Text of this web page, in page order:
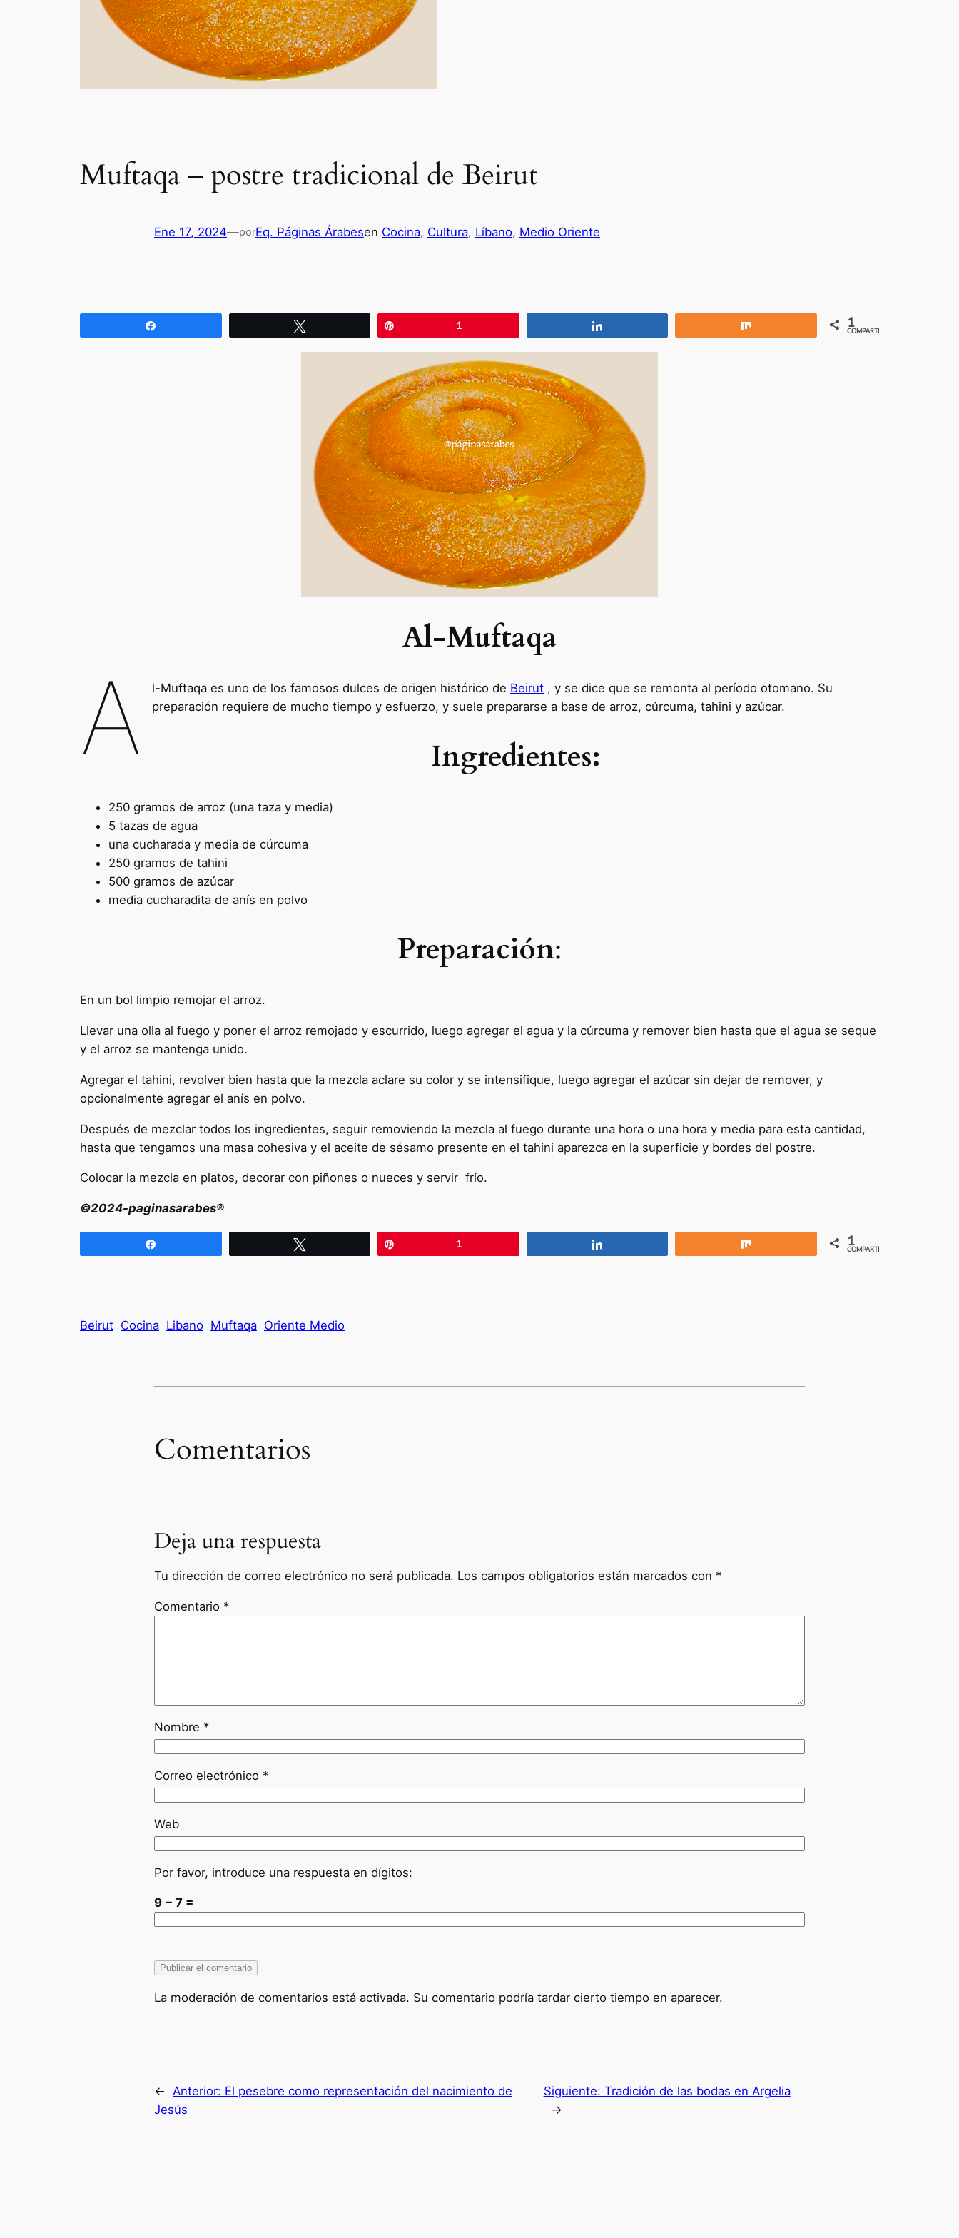
Muftaqa – postre tradicional de Beirut
Ene 17, 2024—porEq. Páginas Árabesen Cocina, Cultura, Líbano, Medio Oriente
1 1
COMPARTIR
Al-Muftaqa
A l-Muftaqa es uno de los famosos dulces de origen histórico de Beirut , y se dice que se remonta al período otomano. Su
preparación requiere de mucho tiempo y esfuerzo, y suele prepararse a base de arroz, cúrcuma, tahini y azúcar.
Ingredientes:
250 gramos de arroz (una taza y media)
5 tazas de agua
una cucharada y media de cúrcuma
250 gramos de tahini
500 gramos de azúcar
media cucharadita de anís en polvo
Preparación:
En un bol limpio remojar el arroz.
Llevar una olla al fuego y poner el arroz remojado y escurrido, luego agregar el agua y la cúrcuma y ​​remover bien hasta que el agua se seque
y el arroz se mantenga unido.
Agregar el tahini, revolver bien hasta que la mezcla aclare su color y se intensifique, luego agregar el azúcar sin dejar de remover, y
opcionalmente agregar el anís en polvo.
Después de mezclar todos los ingredientes, seguir removiendo la mezcla al fuego durante una hora o una hora y media para esta cantidad,
hasta que tengamos una masa cohesiva y el aceite de sésamo presente en el tahini aparezca en la superficie y bordes del postre.
Colocar la mezcla en platos, decorar con piñones o nueces y servir frío.
©2024-paginasarabes®
1 1
COMPARTIR
Beirut Cocina Libano Muftaqa Oriente Medio
Comentarios
Deja una respuesta
Tu dirección de correo electrónico no será publicada. Los campos obligatorios están marcados con *
Comentario *
Nombre *
Correo electrónico *
Web
Por favor, introduce una respuesta en dígitos:
9 − 7 =
La moderación de comentarios está activada. Su comentario podría tardar cierto tiempo en aparecer.
← Anterior: El pesebre como representación del nacimiento de
Jesús
Siguiente: Tradición de las bodas en Argelia
→